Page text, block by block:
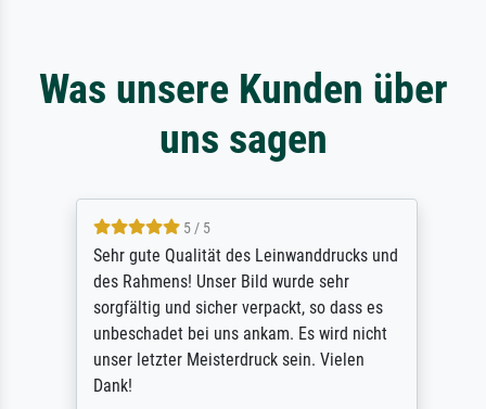
Was unsere Kunden über
uns sagen
5 / 5
Sehr gute Qualität des Leinwanddrucks und
des Rahmens! Unser Bild wurde sehr
sorgfältig und sicher verpackt, so dass es
unbeschadet bei uns ankam. Es wird nicht
unser letzter Meisterdruck sein. Vielen
Dank!